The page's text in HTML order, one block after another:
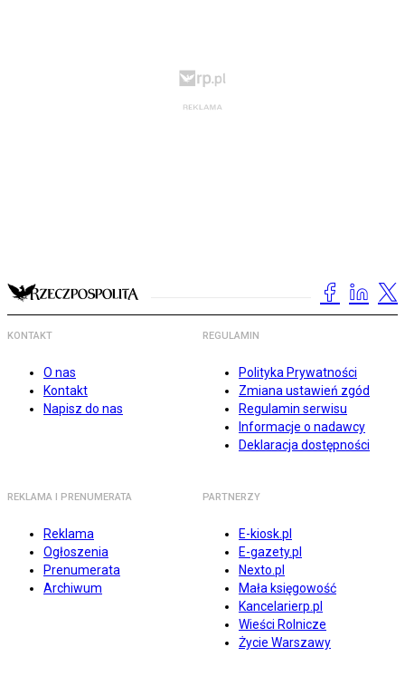
KONTAKT
O nas
Kontakt
Napisz do nas
REGULAMIN
Polityka Prywatności
Zmiana ustawień zgód
Regulamin serwisu
Informacje o nadawcy
Deklaracja dostępności
REKLAMA I PRENUMERATA
Reklama
Ogłoszenia
Prenumerata
Archiwum
PARTNERZY
E-kiosk.pl
E-gazety.pl
Nexto.pl
Mała księgowość
Kancelarierp.pl
Wieści Rolnicze
Życie Warszawy